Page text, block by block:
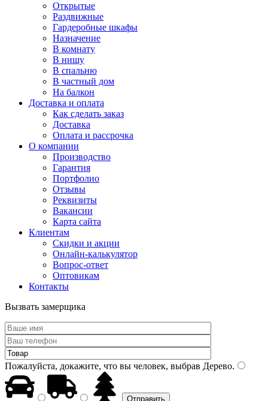
Открытые
Раздвижные
Гардеробные шкафы
Назначение
В комнату
В нишу
В спальню
В частный дом
На балкон
Доставка и оплата
Как сделать заказ
Доставка
Оплата и рассрочка
О компании
Производство
Гарантия
Портфолио
Отзывы
Реквизиты
Вакансии
Карта сайта
Клиентам
Скидки и акции
Онлайн-калькулятор
Вопрос-ответ
Оптовикам
Контакты
Вызвать замерщика
Пожалуйста, докажите, что вы человек, выбрав Дерево.